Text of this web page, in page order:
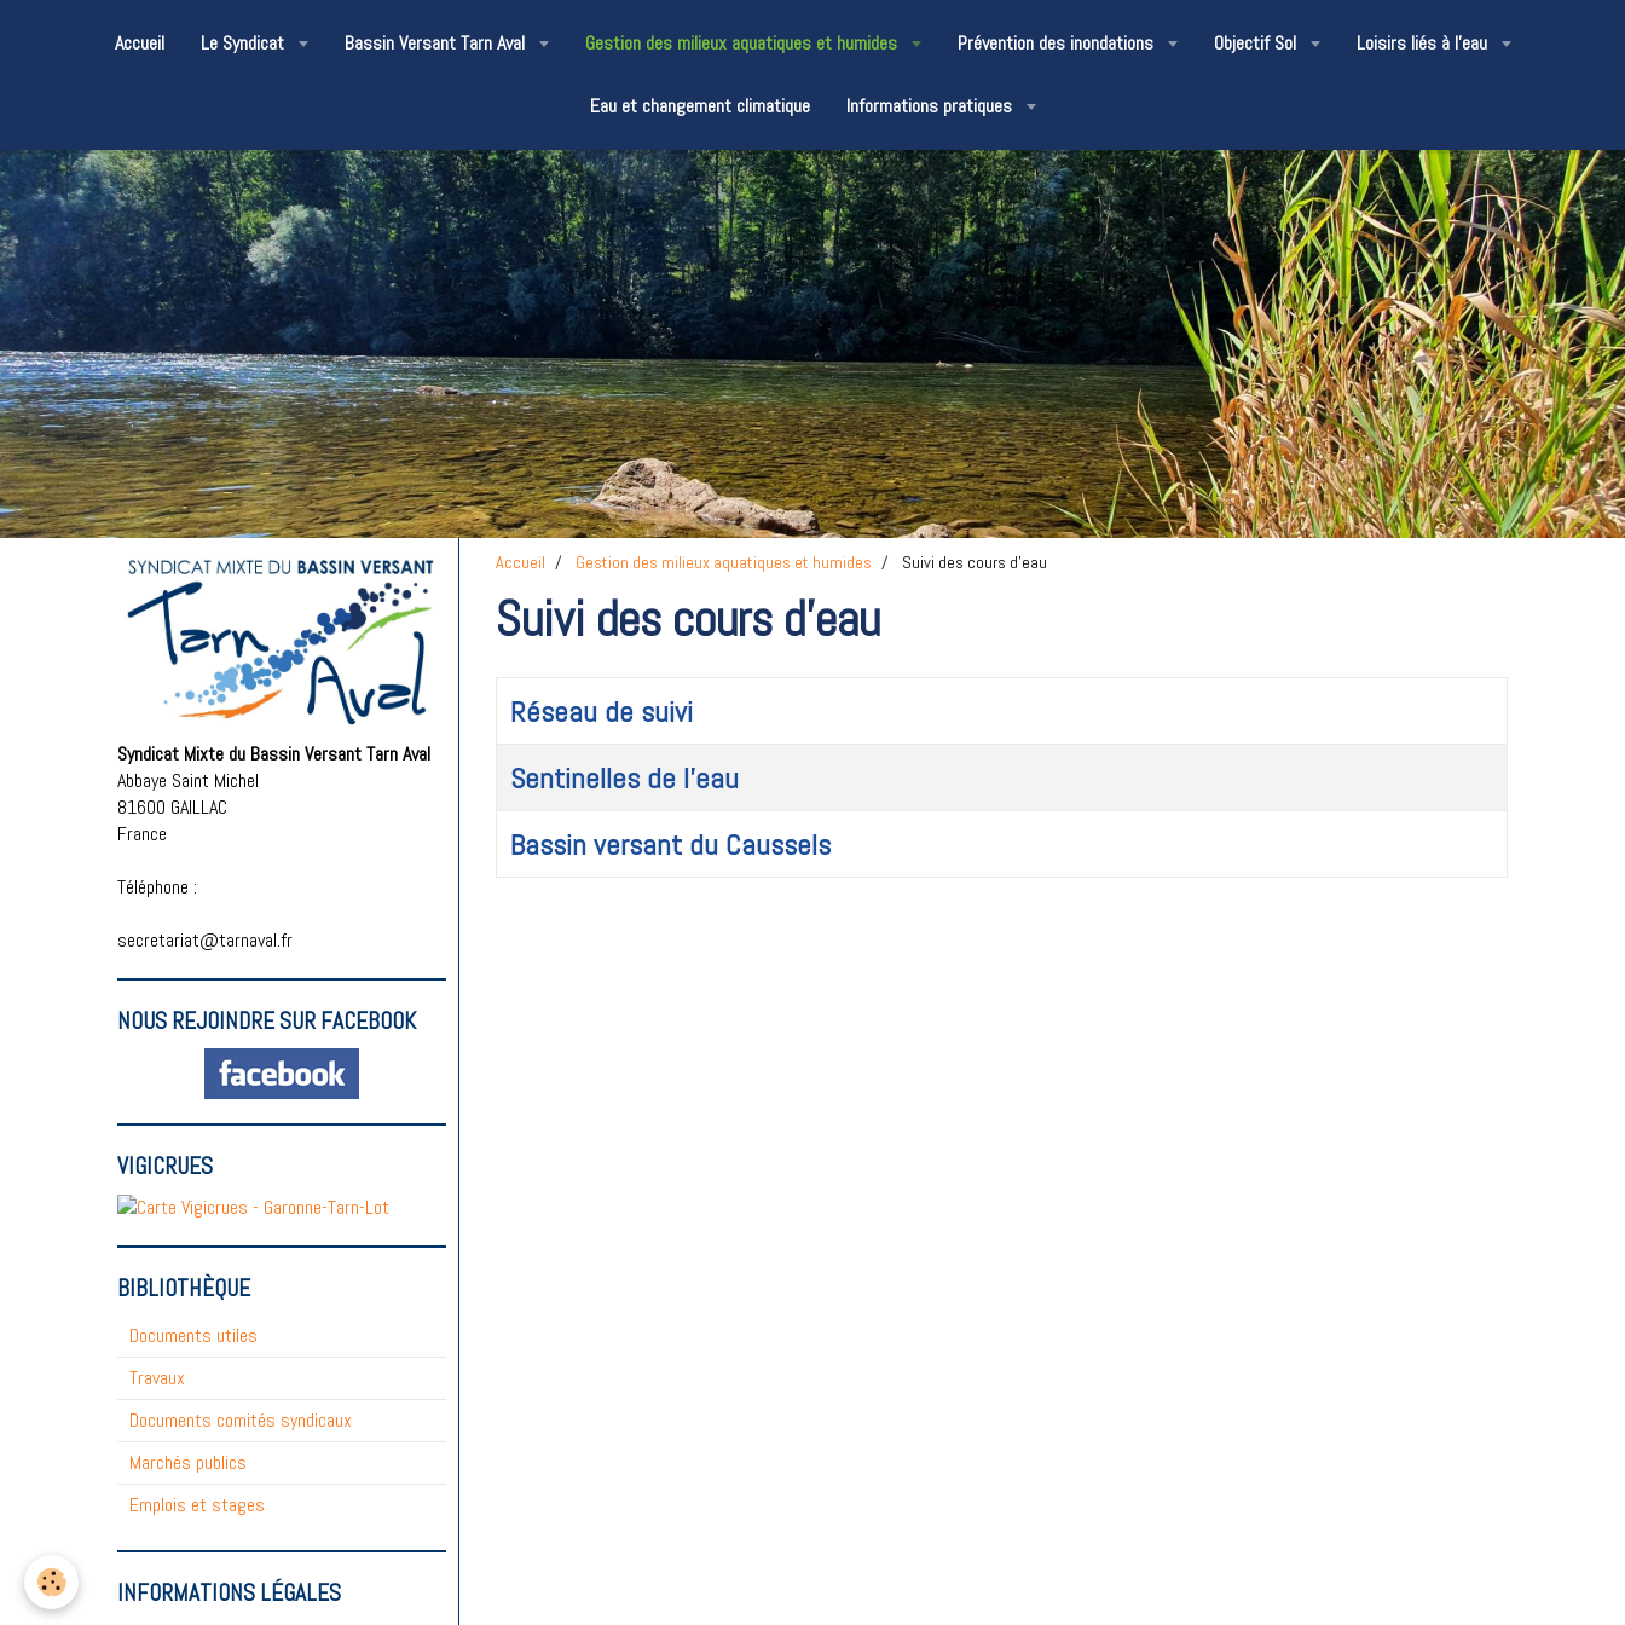
Accueil Le Syndicat Bassin Versant Tarn Aval Gestion des milieux aquatiques et humides Prévention des inondations Objectif Sol Loisirs liés à l'eau
Eau et changement climatique Informations pratiques
Accueil Gestion des milieux aquatiques et humides Suivi des cours d'eau
Suivi des cours d'eau
Réseau de suivi
Sentinelles de l'eau
Bassin versant du Caussels
Syndicat Mixte du Bassin Versant Tarn Aval
Abbaye Saint Michel
81600 GAILLAC
France
Téléphone :
secretariat@tarnaval.fr
NOUS REJOINDRE SUR FACEBOOK
VIGICRUES
BIBLIOTHÈQUE
Documents utiles
Travaux
Documents comités syndicaux
Marchés publics
Emplois et stages
INFORMATIONS LÉGALES